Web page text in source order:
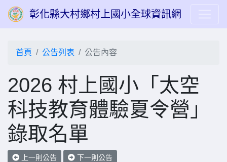
彰化縣大村鄉村上國小全球資訊網
首頁 公告列表 公告內容
2026 村上國小「太空
科技教育體驗夏令營」
錄取名單
上一則公告 下一則公告